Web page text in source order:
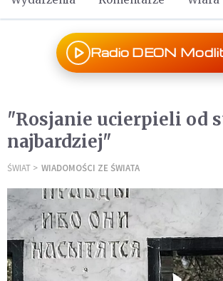
Radio DEON
"Rosjanie ucierpieli od
najbardziej"
ŚWIAT WIADOMOŚCI ZE ŚWIATA